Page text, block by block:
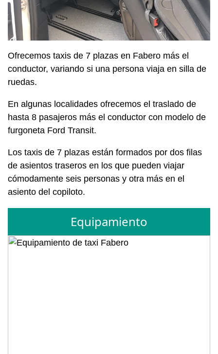
Ofrecemos taxis de 7 plazas en Fabero más el
conductor, variando si una persona viaja en silla de
ruedas.
En algunas localidades ofrecemos el traslado de
hasta 8 pasajeros más el conductor con modelo de
furgoneta Ford Transit.
Los taxis de 7 plazas están formados por dos filas
de asientos traseros en los que pueden viajar
cómodamente seis personas y otra más en el
asiento del copiloto.
Equipamiento